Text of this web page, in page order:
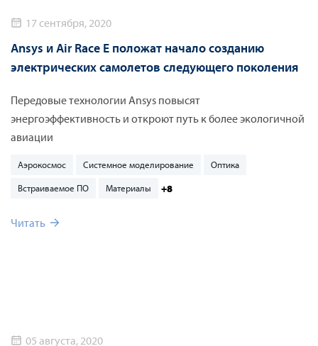
17 сентября, 2020
Ansys и Air Race E положат начало созданию
электрических самолетов следующего поколения
Передовые технологии Ansys повысят
энергоэффективность и откроют путь к более экологичной
авиации
Аэрокосмос Системное моделирование Оптика
Встраиваемое ПО Материалы +8
Читать
05 августа, 2020